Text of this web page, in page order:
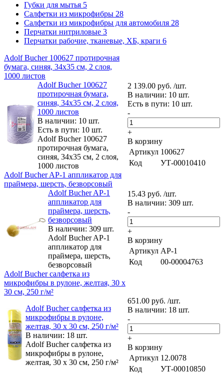
Губки для мытья 5
Салфетки из микрофибры 28
Салфетки из микрофибры для автомобиля 28
Перчатки нитриловые 3
Перчатки рабочие, тканевые, ХБ, краги 6
Adolf Bucher 100627 протирочная
бумага, синяя, 34х35 см, 2 слоя,
1000 листов
Adolf Bucher 100627
протирочная бумага,
синяя, 34х35 см, 2 слоя,
1000 листов
В наличии: 10 шт.
Есть в пути: 10 шт.
Adolf Bucher 100627
протирочная бумага,
синяя, 34х35 см, 2 слоя,
1000 листов
2 139.00 руб. /шт.
В наличии: 10 шт.
Есть в пути: 10 шт.
-
+
В корзину
Артикул 100627
Код
УТ-00010410
Adolf Bucher AP-1 аппликатор для
праймера, шерсть, безворсовый
Adolf Bucher AP-1
аппликатор для
праймера, шерсть,
безворсовый
В наличии: 309 шт.
Adolf Bucher AP-1
аппликатор для
праймера, шерсть,
безворсовый
15.43 руб. /шт.
В наличии: 309 шт.
-
+
В корзину
Артикул AP-1
Код
00-00004763
Adolf Bucher cалфетка из
микрофибры в рулоне, желтая, 30 х
30 см, 250 г/м²
Adolf Bucher cалфетка из
микрофибры в рулоне,
желтая, 30 х 30 см, 250 г/м²
В наличии: 18 шт.
Adolf Bucher cалфетка из
микрофибры в рулоне,
желтая, 30 х 30 см, 250 г/м²
651.00 руб. /шт.
В наличии: 18 шт.
-
+
В корзину
Артикул 12.0078
Код
УТ-00010850